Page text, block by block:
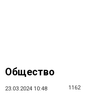
Общество
23.03.2024 10:48 1162